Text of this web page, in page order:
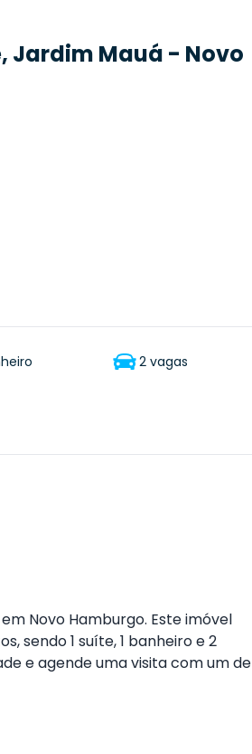
Jardim Mauá - Novo
2 vagas
Novo Hamburgo. Este imóvel
sendo 1 suíte, 1 banheiro e 2
e agende uma visita com um de